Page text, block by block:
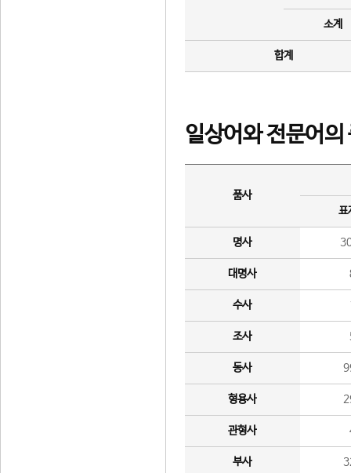
소계
합계
일상어와 전문어의
품사
표
명사
대명사
수사
조사
동사
형용사
관형사
부사